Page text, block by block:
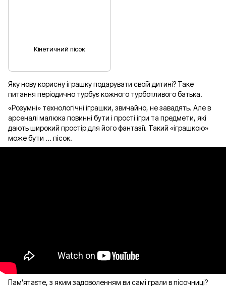
Яку нову корисну іграшку подарувати своїй дитині? Таке
питання періодично турбує кожного турботливого батька.
«Розумні» технологічні іграшки, звичайно, не завадять. Але в
арсеналі малюка повинні бути і прості ігри та предмети, які
дають широкий простір для його фантазії. Такий «іграшкою»
може бути ... пісок.
Пам'ятаєте, з яким задоволенням ви самі грали в пісочниці?
Кінетичний пісок